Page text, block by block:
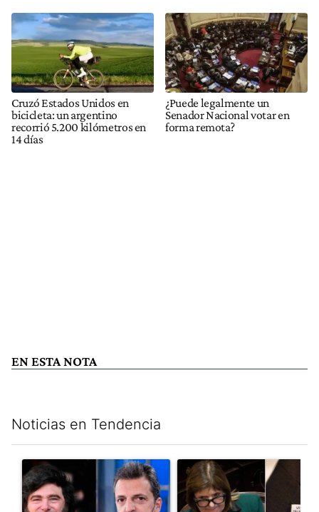
Cruzó Estados Unidos en
bicicleta: un argentino
recorrió 5.200 kilómetros en
14 días
¿Puede legalmente un
Senador Nacional votar en
forma remota?
EN ESTA NOTA
Noticias en Tendencia
Un artículo de tendencia con el título "Los gobernadores
Un artículo de tendencia con